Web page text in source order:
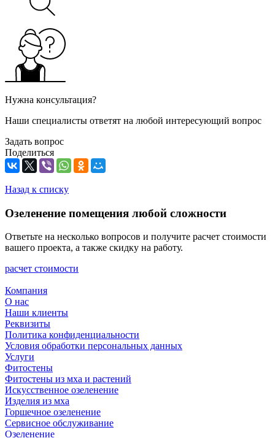
Нужна консультация?
Наши специалисты ответят на любой интересующий вопрос
Задать вопрос
Поделиться
Назад к списку
Озеленение помещения любой сложности
Ответьте на несколько вопросов и получите расчет стоимости
вашего проекта, а также скидку на работу.
расчет стоимости
Компания
О нас
Наши клиенты
Реквизиты
Политика конфиденциальности
Условия обработки персональных данных
Услуги
Фитостены
Фитостены из мха и растений
Искусственное озеленение
Изделия из мха
Горшечное озеленение
Сервисное обслуживание
Озеленение